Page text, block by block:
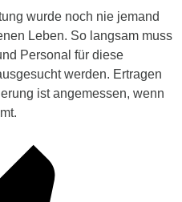
wurde noch nie jemand
Leben. So langsam muss
Personal für diese
werden. Ertragen
ist angemessen, wenn